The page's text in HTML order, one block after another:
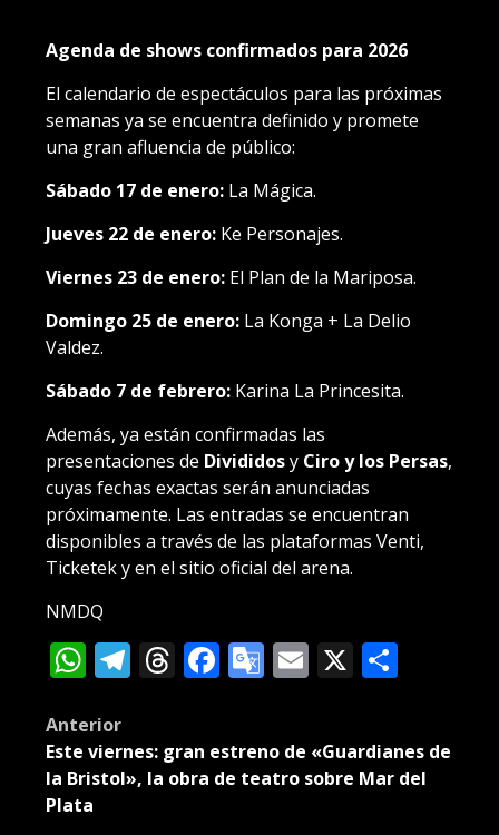
Agenda de shows confirmados para 2026
El calendario de espectáculos para las próximas
semanas ya se encuentra definido y promete
una gran afluencia de público:
Sábado 17 de enero: La Mágica.
Jueves 22 de enero: Ke Personajes.
Viernes 23 de enero: El Plan de la Mariposa.
Domingo 25 de enero: La Konga + La Delio
Valdez.
Sábado 7 de febrero: Karina La Princesita.
Además, ya están confirmadas las
presentaciones de Divididosy Ciro y los Persas,
cuyas fechas exactas serán anunciadas
próximamente. Las entradas se encuentran
disponibles a través de las plataformas Venti,
Ticketek y en el sitio oficial del arena.
NMDQ
WhatsApp
Telegram
Threads
Facebook
Google
Email
X
Post
navigation
Anterior
Este viernes: gran estreno de «Guardianes de
la Bristol», la obra de teatro sobre Mar del
Plata